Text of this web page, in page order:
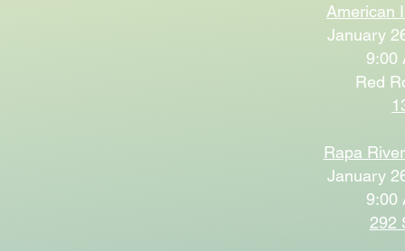
American
January
9:00
Red
Rapa
January
9:00
292